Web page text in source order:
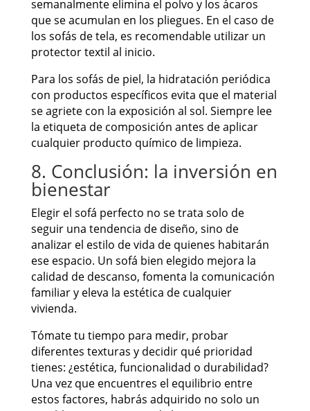
semanalmente elimina el polvo y los ácaros
que se acumulan en los pliegues. En el caso de
los sofás de tela, es recomendable utilizar un
protector textil al inicio.
Para los sofás de piel, la hidratación periódica
con productos específicos evita que el material
se agriete con la exposición al sol. Siempre lee
la etiqueta de composición antes de aplicar
cualquier producto químico de limpieza.
8. Conclusión: la inversión en
bienestar
Elegir el sofá perfecto no se trata solo de
seguir una tendencia de diseño, sino de
analizar el estilo de vida de quienes habitarán
ese espacio. Un sofá bien elegido mejora la
calidad de descanso, fomenta la comunicación
familiar y eleva la estética de cualquier
vivienda.
Tómate tu tiempo para medir, probar
diferentes texturas y decidir qué prioridad
tienes: ¿estética, funcionalidad o durabilidad?
Una vez que encuentres el equilibrio entre
estos factores, habrás adquirido no solo un